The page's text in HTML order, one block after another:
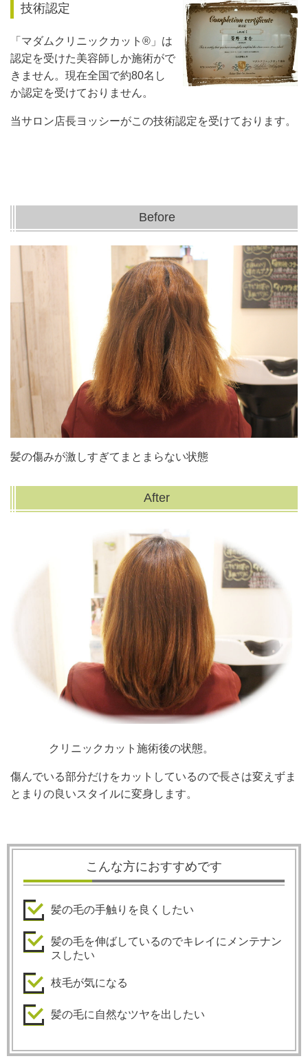
技術認定
「マダムクリニックカット ® 」は
認定を受けた美容師しか施術がで
きません。現在全国で約80名し
か認定を受けておりません。
当サロン店長ヨッシーがこの技術認定を受けております。
Before
髪の傷みが激しすぎてまとまらない状態
After
クリニックカット施術後の状態。
傷んでいる部分だけをカットしているので長さは変えずま
とまりの良いスタイルに変身します。
こんな方におすすめです
髪の毛の手触りを良くしたい
髪の毛を伸ばしているのでキレイにメンテナン
スしたい
枝毛が気になる
髪の毛に自然なツヤを出したい